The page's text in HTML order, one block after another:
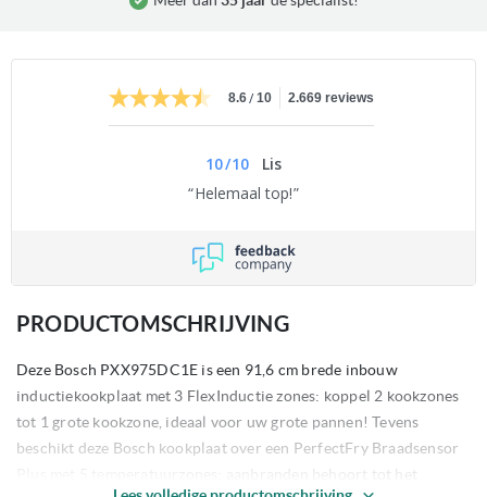
8.6/ 10 2.669 reviews
10/10
Lis
Helemaal top!
PRODUCTOMSCHRIJVING
Deze Bosch PXX975DC1E is een 91,6 cm brede inbouw
inductiekookplaat met 3 FlexInductie zones: koppel 2 kookzones
tot 1 grote kookzone, ideaal voor uw grote pannen! Tevens
beschikt deze Bosch kookplaat over een PerfectFry Braadsensor
Plus met 5 temperatuurzones: aanbranden behoort tot het